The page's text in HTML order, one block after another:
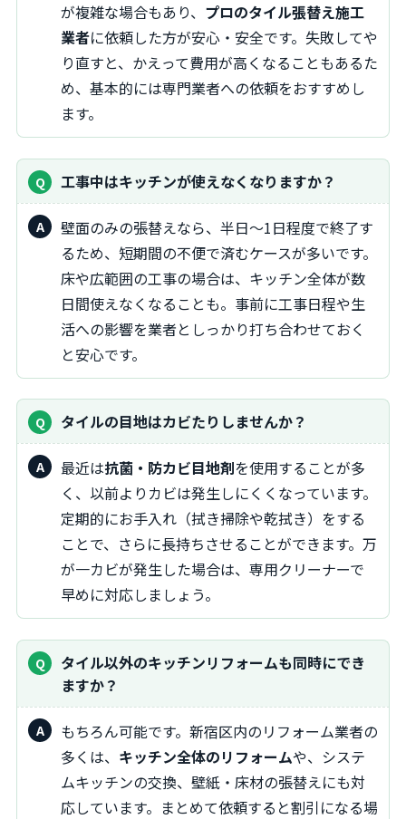
が複雑な場合もあり、 プロのタイル張替え施工
業者に依頼した方が安心・安全です。失敗してや
り直すと、かえって費用が高くなることもあるた
め、基本的には専門業者への依頼をおすすめし
ます。
工事中はキッチンが使えなくなりますか？
壁面のみの張替えなら、半日〜1日程度で終了す
るため、短期間の不便で済むケースが多いです。
床や広範囲の工事の場合は、キッチン全体が数
日間使えなくなることも。事前に工事日程や生
活への影響を業者としっかり打ち合わせておく
と安心です。
タイルの目地はカビたりしませんか？
最近は抗菌・防カビ目地剤を使用することが多
く、以前よりカビは発生しにくくなっています。
定期的にお手入れ（拭き掃除や乾拭き）をする
ことで、さらに長持ちさせることができます。万
が一カビが発生した場合は、専用クリーナーで
早めに対応しましょう。
タイル以外のキッチンリフォームも同時にでき
ますか？
もちろん可能です。新宿区内のリフォーム業者の
多くは、 キッチン全体のリフォームや、システ
ムキッチンの交換、壁紙・床材の張替えにも対
応しています。まとめて依頼すると割引になる場